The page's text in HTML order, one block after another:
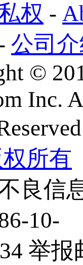
权 -
公司
©
Inc.
所有
良信
10-
举报